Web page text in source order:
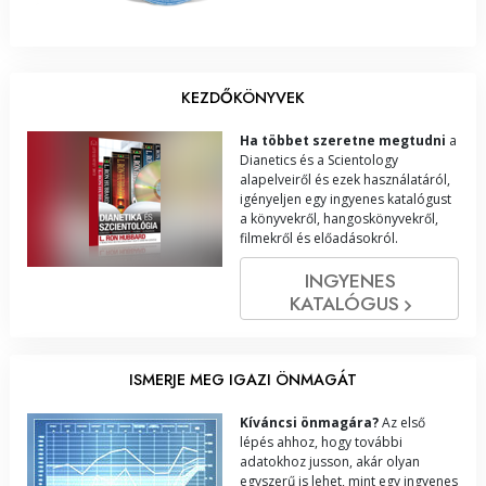
KEZDŐKÖNYVEK
Ha többet szeretne megtudni a
Dianetics és a Scientology
alapelveiről és ezek használatáról,
igényeljen egy ingyenes katalógust
a könyvekről, hangoskönyvekről,
filmekről és előadásokról.
INGYENES
KATALÓGUS
ISMERJE MEG IGAZI ÖNMAGÁT
Kíváncsi önmagára?Az első
lépés ahhoz, hogy további
adatokhoz jusson, akár olyan
egyszerű is lehet, mint egy ingyenes